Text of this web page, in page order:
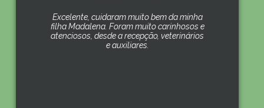
Excelente, cuidaram muito bem da minha
filha Madalena. Foram muito carinhosos e
atenciosos, desde a recepção, veterinários
e auxiliares.